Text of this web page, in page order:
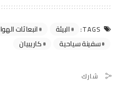
TAGS: البيئة انبعاثات
سفينة سياحية
كاريبيان
شارك